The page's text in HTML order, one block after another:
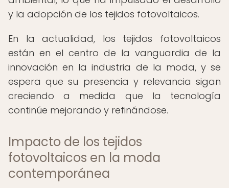
y la adopción de los tejidos fotovoltaicos.
En la actualidad, los tejidos fotovoltaicos
están en el centro de la vanguardia de la
innovación en la industria de la moda, y se
espera que su presencia y relevancia sigan
creciendo a medida que la tecnología
continúe mejorando y refinándose.
Impacto de los tejidos
fotovoltaicos en la moda
contemporánea